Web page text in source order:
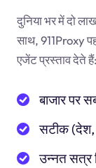
दुनिया भर में दो
साथ, 911Proxy
एजेंट प्रस्ताव देते हैं:
बाजार पर
सटीक (देश,
उन्नत सत्र